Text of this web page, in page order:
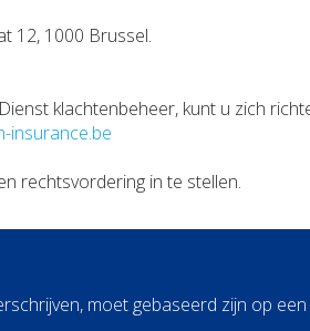
12, 1000 Brussel.
klachtenbeheer, kunt u zich
insurance.be
rechtsvordering in te stellen.
moet gebaseerd zijn op